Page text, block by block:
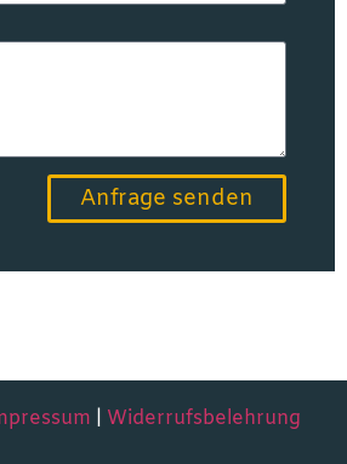
Anfrage senden
Widerrufsbelehrung